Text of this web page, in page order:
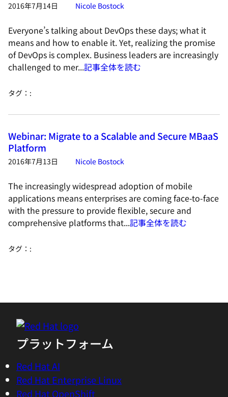
2016年7月14日 Nicole Bostock
Everyone’s talking about DevOps these days; what it
means and how to enable it. Yet, realizing the promise
of DevOps is complex. Business leaders are increasingly
challenged to mer...記事全体を読む
タグ： :
Webinar: Migrate to a Scalable and Secure MBaaS
Platform
2016年7月13日 Nicole Bostock
The increasingly widespread adoption of mobile
applications means enterprises are coming face-to-face
with the pressure to provide flexible, secure and
comprehensive platforms that...記事全体を読む
タグ： :
プラットフォーム
Red Hat AI
Red Hat Enterprise Linux
Red Hat OpenShift